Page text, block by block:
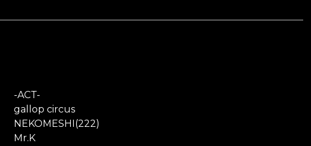
-ACT-
gallop circus
NEKOMESHI(222)
Mr.K